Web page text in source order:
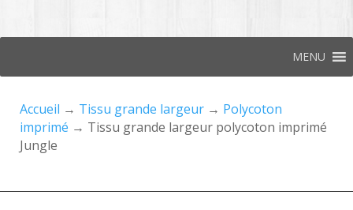
MENU
Accueil → Tissu grande largeur → Polycoton
imprimé → Tissu grande largeur polycoton imprimé
Jungle